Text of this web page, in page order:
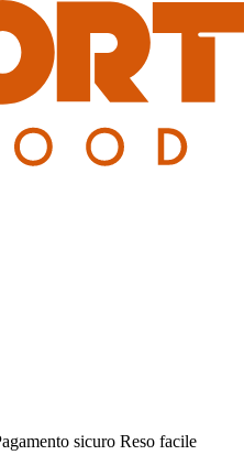
sicuro Reso facile